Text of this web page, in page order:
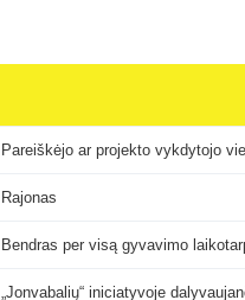
Pareiškėjo ar projekto vykdytojo
Rajonas
Bendras per visą gyvavimo
„Jonvabalių“ iniciatyvoje